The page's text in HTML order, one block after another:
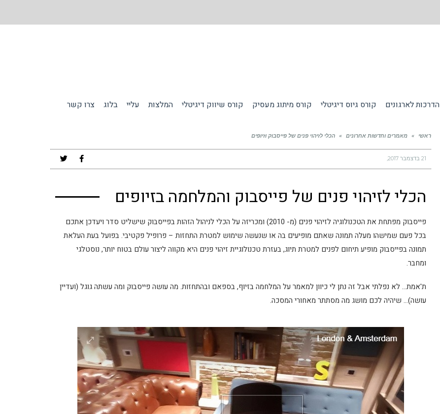
הדרכות לארגונים קורס גיוס דיגיטלי קורס מיתוג מעסיק קורס שיווק דיגיטלי המלצות עליי בלוג צרו קשר
ראשי » מאמרים וחדשות אחרונים » הכלי לזיהוי פנים של פייסבוק וזיופים
21 בדצמבר 2017
הכלי לזיהוי פנים של פייסבוק והמלחמה בזיופים
פייסבוק מפתחת את הטכנולוגיה לזיהוי פנים (מ- 2010) ומכריזה על הכלי לניהול הזהות בפייסבוק שישליט סדר ויעדכן אתכם
בכל פעם שמישהו מעלה תמונה שאתם מופיעים בה או שנעשה שימוש למטרת התחזות – פרופיל פקטיבי. בפועל בעת העלאת
תמונה בפייסבוק מופיע תיחום לפנים למטרת תיוג, בעזרת טכנולוגיית זיהוי פנים היא מקווה ליצור עולם בטוח יותר, נוסטלגי
ומחבר.
ת'אמת… לא נפלתי אבל זה נתן לי כיוון למאמר על המלחמה בזיוף, בספאם ובהתחזות. מה עושה פייסבוק ומה עשתה גוגל (ועדיין
עושה)… שיהיה לכם מושג מה מסתתר מאחורי המסכה.